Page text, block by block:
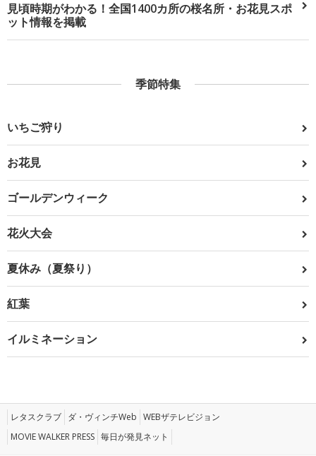
見頃時期がわかる！全国1400カ所の桜名所・お花見スポ
ット情報を掲載
季節特集
いちご狩り
お花見
ゴールデンウィーク
花火大会
夏休み（夏祭り）
紅葉
イルミネーション
レタスクラブ ダ・ヴィンチWeb WEBザテレビジョン
MOVIE WALKER PRESS 毎日が発見ネット